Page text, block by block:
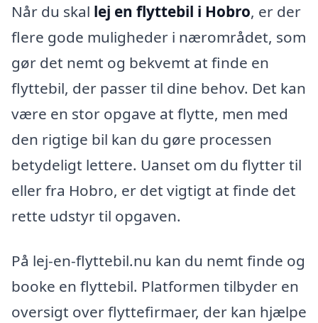
Når du skal lej en flyttebil i Hobro, er der
flere gode muligheder i nærområdet, som
gør det nemt og bekvemt at finde en
flyttebil, der passer til dine behov. Det kan
være en stor opgave at flytte, men med
den rigtige bil kan du gøre processen
betydeligt lettere. Uanset om du flytter til
eller fra Hobro, er det vigtigt at finde det
rette udstyr til opgaven.
På lej-en-flyttebil.nu kan du nemt finde og
booke en flyttebil. Platformen tilbyder en
oversigt over flyttefirmaer, der kan hjælpe